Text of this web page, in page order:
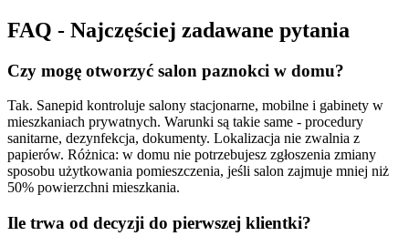
FAQ - Najczęściej zadawane pytania
Czy mogę otworzyć salon paznokci w domu?
Tak. Sanepid kontroluje salony stacjonarne, mobilne i gabinety w
mieszkaniach prywatnych. Warunki są takie same - procedury
sanitarne, dezynfekcja, dokumenty. Lokalizacja nie zwalnia z
papierów. Różnica: w domu nie potrzebujesz zgłoszenia zmiany
sposobu użytkowania pomieszczenia, jeśli salon zajmuje mniej niż
50% powierzchni mieszkania.
Ile trwa od decyzji do pierwszej klientki?